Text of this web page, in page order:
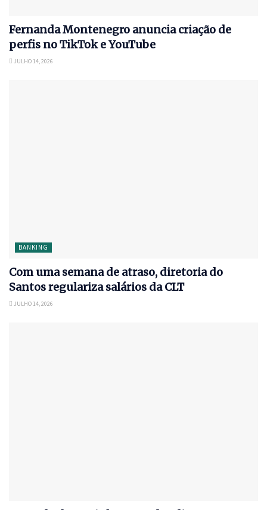
Fernanda Montenegro anuncia criação de
perfis no TikTok e YouTube
JULHO 14, 2026
BANKING
Com uma semana de atraso, diretoria do
Santos regulariza salários da CLT
JULHO 14, 2026